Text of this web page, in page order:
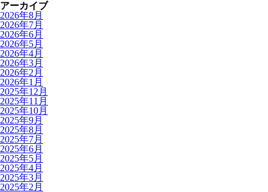
アーカイブ
2026年8月
2026年7月
2026年6月
2026年5月
2026年4月
2026年3月
2026年2月
2026年1月
2025年12月
2025年11月
2025年10月
2025年9月
2025年8月
2025年7月
2025年6月
2025年5月
2025年4月
2025年3月
2025年2月